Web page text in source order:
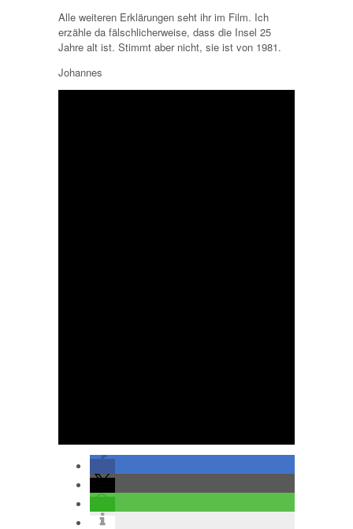
Alle weiteren Erklärungen seht ihr im Film. Ich
erzähle da fälschlicherweise, dass die Insel 25
Jahre alt ist. Stimmt aber nicht, sie ist von 1981.
Johannes